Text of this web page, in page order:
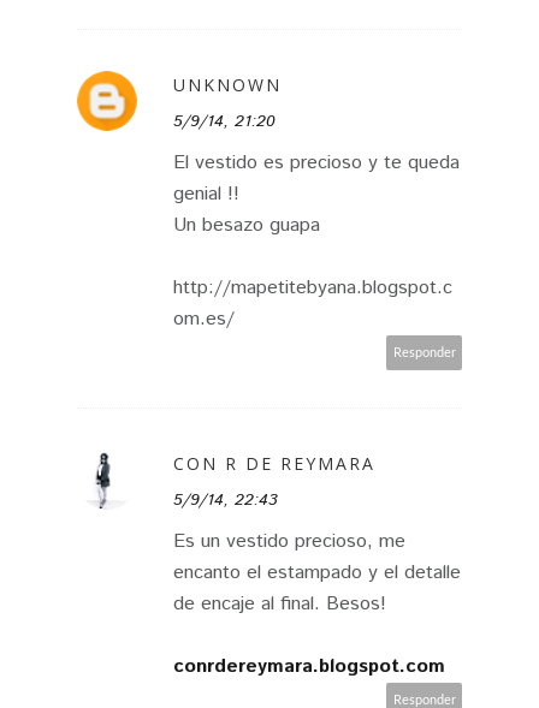
UNKNOWN
5/9/14, 21:20
El vestido es precioso y te queda
genial !!
Un besazo guapa
http://mapetitebyana.blogspot.c
om.es/
Responder
CON R DE REYMARA
5/9/14, 22:43
Es un vestido precioso, me
encanto el estampado y el detalle
de encaje al final. Besos!
conrdereymara.blogspot.com
Responder